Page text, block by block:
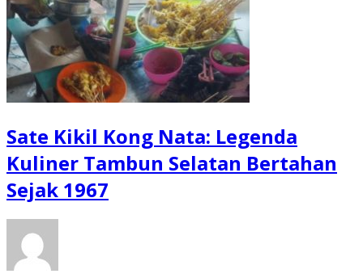
Sate Kikil Kong Nata: Legenda
Kuliner Tambun Selatan Bertahan
Sejak 1967